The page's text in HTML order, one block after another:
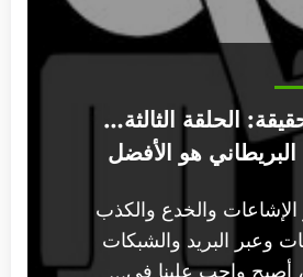
الحلقة الثالثة…
هو الأفضل
الإشاعات والخدع والكذب
وعبر البريد والشبكات